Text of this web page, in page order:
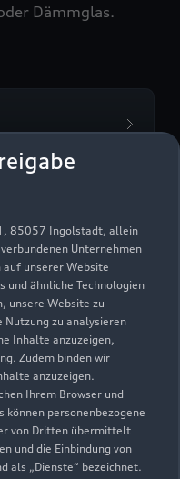
85057 Ingolstadt, allein
Unternehmen
unserer Website
und ähnliche Technologien
unsere Website zu
Nutzung zu analysieren
Inhalte anzuzeigen,
Zudem binden wir
anzuzeigen.
Ihrem Browser und
personenbezogene
von Dritten übermittelt
und die Einbindung von
als „Dienste“ bezeichnet.
Dämmglas.
Ortner
Murnau